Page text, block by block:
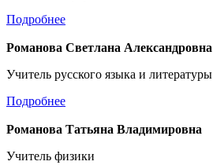
Подробнее
Романова Светлана Александровна
Учитель русского языка и литературы
Подробнее
Романова Татьяна Владимировна
Учитель физики